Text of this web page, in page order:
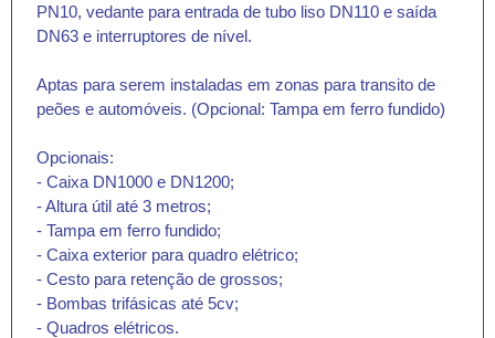
PN10, vedante para entrada de tubo liso DN110 e saída
DN63 e interruptores de nível.
Aptas para serem instaladas em zonas para transito de
peões e automóveis. (Opcional: Tampa em ferro fundido)
Opcionais:
- Caixa DN1000 e DN1200;
- Altura útil até 3 metros;
- Tampa em ferro fundido;
- Caixa exterior para quadro elétrico;
- Cesto para retenção de grossos;
- Bombas trifásicas até 5cv;
- Quadros elétricos.